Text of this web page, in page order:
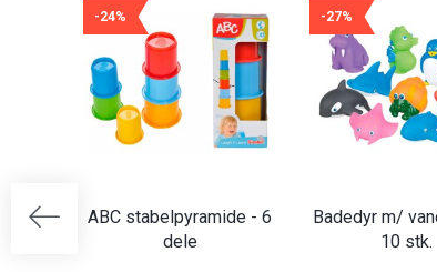
-24%
ABC stabelpyramide - 6
dele
-27%
Badedyr m/
10 stk.